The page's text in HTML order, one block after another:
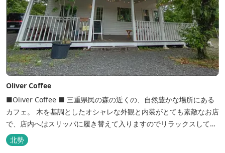
Oliver Coffee
■Oliver Coffee ■ 三重県民の森の近くの、自然豊かな場所にある
カフェ。 木を基調としたオシャレな外観と内装がとても素敵なお店
で、店内へはスリッパに履き替えて入りますのでリラックスして食
事を楽しめます。 席は店内にテーブル席や円卓、外のテラス席など
があり、お子様連れでも入りやすく居心地がいいカフェです。 森の
北勢